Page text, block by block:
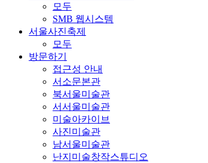
모두
SMB 웹시스템
서울사진축제
모두
방문하기
접근성 안내
서소문본관
북서울미술관
서서울미술관
미술아카이브
사진미술관
남서울미술관
난지미술창작스튜디오